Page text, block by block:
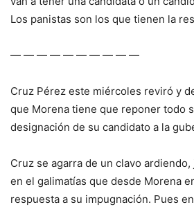
Los panistas son los que tienen la
— — — — — — — — — —
Cruz Pérez este miércoles reviró y
que Morena tiene que reponer todo
designación de su candidato a la
Cruz se agarra de un clavo
en el galimatías que desde Morena
respuesta a su impugnación. Pues